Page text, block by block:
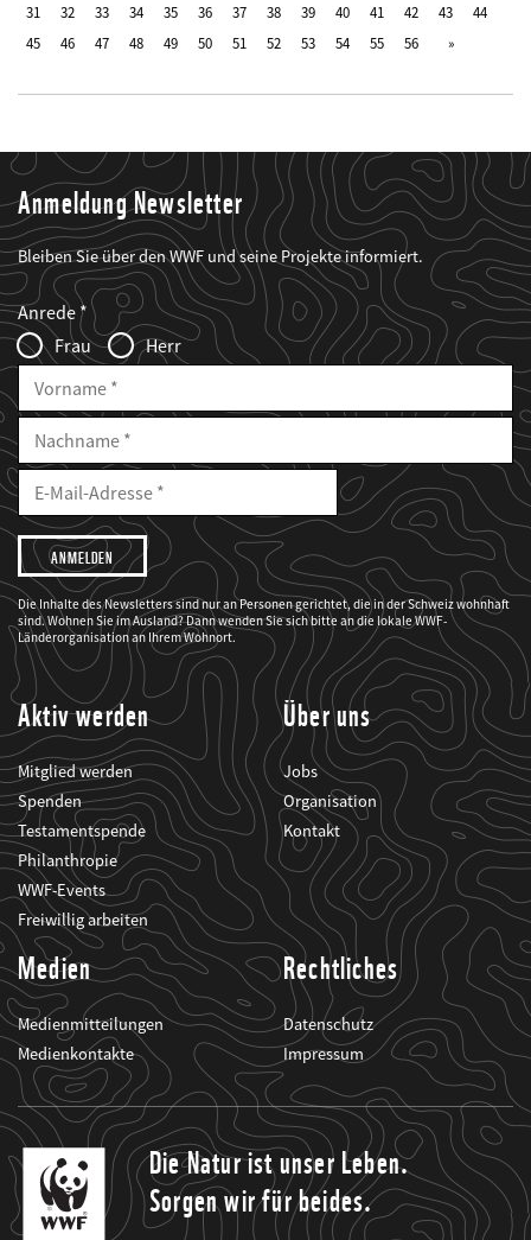
31
32 33 34 35 36 37 38 39 40 41 42 43
44
45
46 47 48 49 50 51 52 53 54 55 56
Anmeldung Newsletter
Bleiben Sie über den WWF und seine Projekte informiert.
Web2Case
Infofelder
Fieldset
anrede_name
Anrede
Frau
Herr
Vorname
Nachname
E-
Mailadresse
E-
Adresse
Ich
möchte,
dass
der
WWF
mich
über
seine
Projekte
informiert.
Die Inhalte des Newsletters sind nur an Personen gerichtet, die in der Schweiz wohnhaft
sind. Wohnen Sie im Ausland? Dann wenden Sie sich bitte an die lokale WWF-
Länderorganisation an Ihrem Wohnort.
Aktiv werden
Mitglied werden
Spenden
Testamentspende
Philanthropie
WWF-Events
Freiwillig arbeiten
Über uns
Jobs
Organisation
Kontakt
Medien
Medienmitteilungen
Medienkontakte
Rechtliches
Datenschutz
Impressum
Die Natur ist unser Leben.
Sorgen wir für beides.